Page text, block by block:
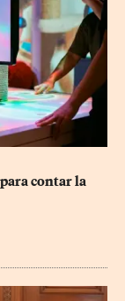
contar la